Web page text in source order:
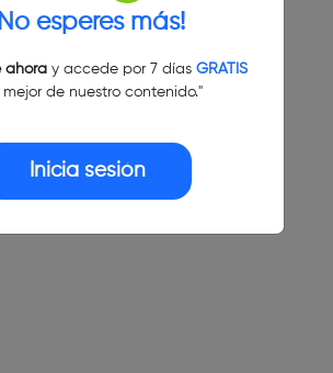
esperes más!
ahoray accede por 7 días GRATIS
de nuestro contenido."
Inicia sesión